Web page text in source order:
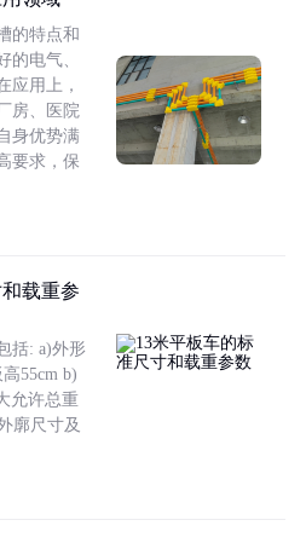
的特点和
的电气、
应用上，
房、医院
身优势满
要求，保
载重参
括: a)外形
55cm b)
允许总重
廓尺寸及